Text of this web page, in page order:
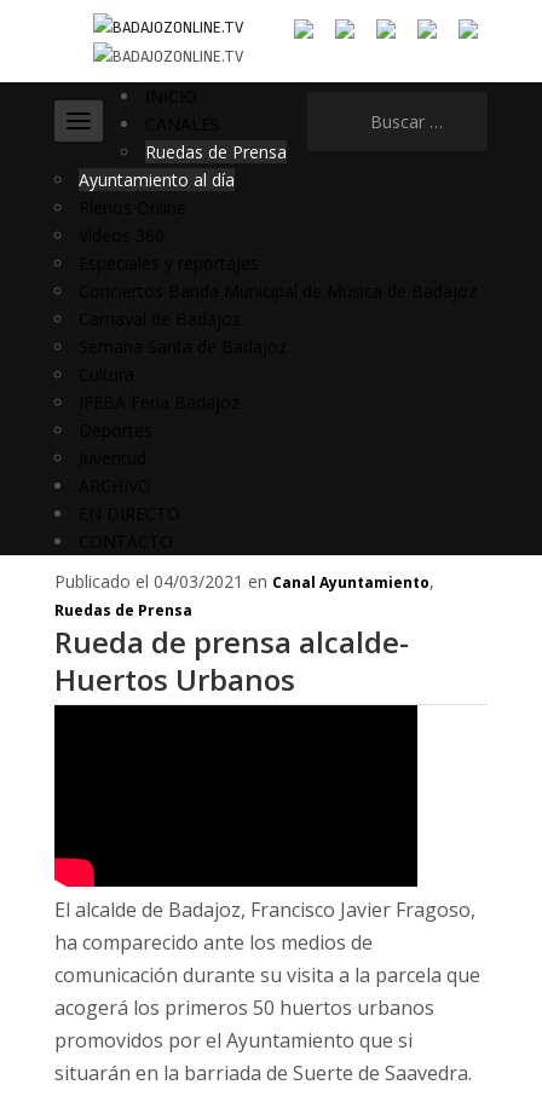
Ruedas de Prensa
Ayuntamiento al día
Publicado el 04/03/2021 en Canal Ayuntamiento,
Ruedas de Prensa
Rueda de prensa alcalde-
Huertos Urbanos
El alcalde de Badajoz, Francisco Javier Fragoso,
ha comparecido ante los medios de
comunicación durante su visita a la parcela que
acogerá los primeros 50 huertos urbanos
promovidos por el Ayuntamiento que si
situarán en la barriada de Suerte de Saavedra.